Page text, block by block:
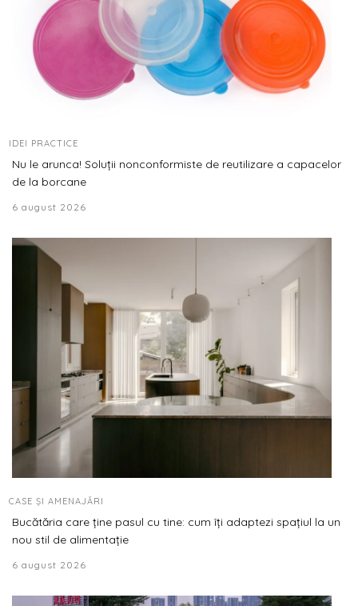
IDEI PRACTICE
Nu le arunca! Soluții nonconformiste de reutilizare a capacelor
de la borcane
6 august 2026
CASE ȘI AMENAJĂRI
Bucătăria care ține pasul cu tine: cum îți adaptezi spațiul la un
nou stil de alimentație
6 august 2026